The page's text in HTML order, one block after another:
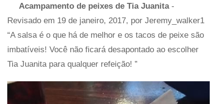
Acampamento de peixes de Tia Juanita -
Revisado em 19 de janeiro, 2017, por Jeremy_walker1
“A salsa é o que há de melhor e os tacos de peixe são
imbatíveis! Você não ficará desapontado ao escolher
Tia Juanita para qualquer refeição! ”